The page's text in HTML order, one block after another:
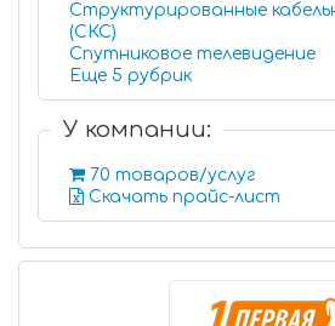
Структурированные
(СКС)
Спутниковое телевидение
Еще 5 рубрик
У компании:
70 товаров/услуг
Скачать прайс-лист